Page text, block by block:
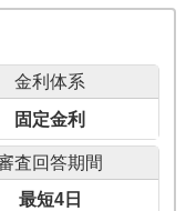
金利体系
固定金利
査回答期間
最短4日